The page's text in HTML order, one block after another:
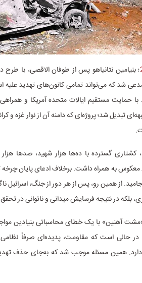
؛ بنیامین نتانیاهو پس از طوفان الاقصی، با
شد که می‌تواند تمامی کانون‌های تهدید علیه
با حمایت مستقیم ایالات متحده آمریکا و
تبدیل شد؛ پروژه‌ای که دامنه آن از نوار غزه و
کشتاری گسترده با ده‌ها هزار شهید، صدها
معکوس به همراه داشت. برخلاف ادعای پایان
از همین رو، پس از هر دور از جنگ،
بلکه در نتیجه فرسایش میدانی و ناتوانی در
آهنین» با یک خطای محاسباتی بنیادین
حالی است که مقاومت، پدیده‌ای صرفاً
همین مسئله موجب شد که به‌جای حذف